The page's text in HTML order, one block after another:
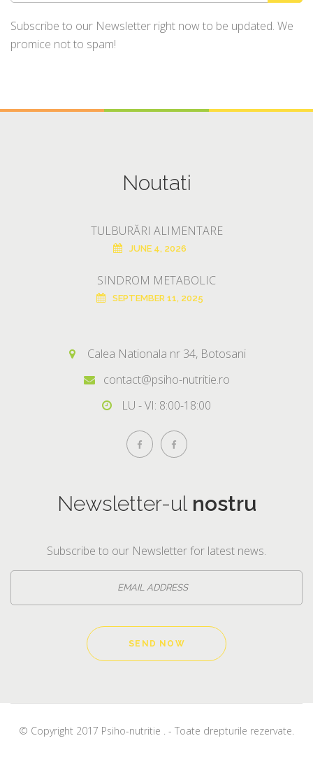
Subscribe to our Newsletter right now to be updated. We
promice not to spam!
Noutati
TULBURĂRI ALIMENTARE
JUNE 4, 2026
SINDROM METABOLIC
SEPTEMBER 11, 2025
Calea Nationala nr 34, Botosani
contact@psiho-nutritie.ro
LU - VI: 8:00-18:00
Newsletter-ul nostru
Subscribe to our Newsletter for latest news.
© Copyright 2017 Psiho-nutritie . - Toate drepturile rezervate.